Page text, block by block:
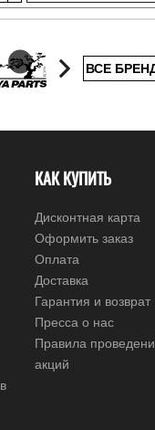
ВСЕ
КАК КУПИТЬ
Дисконтная карта
Оформить заказ
Оплата
Доставка
Гарантия и возврат
Пресса о нас
Правила
акций